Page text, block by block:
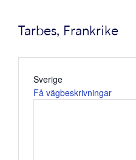
Tarbes, Frankrike
Adress
Sverige
Få vägbeskrivningar